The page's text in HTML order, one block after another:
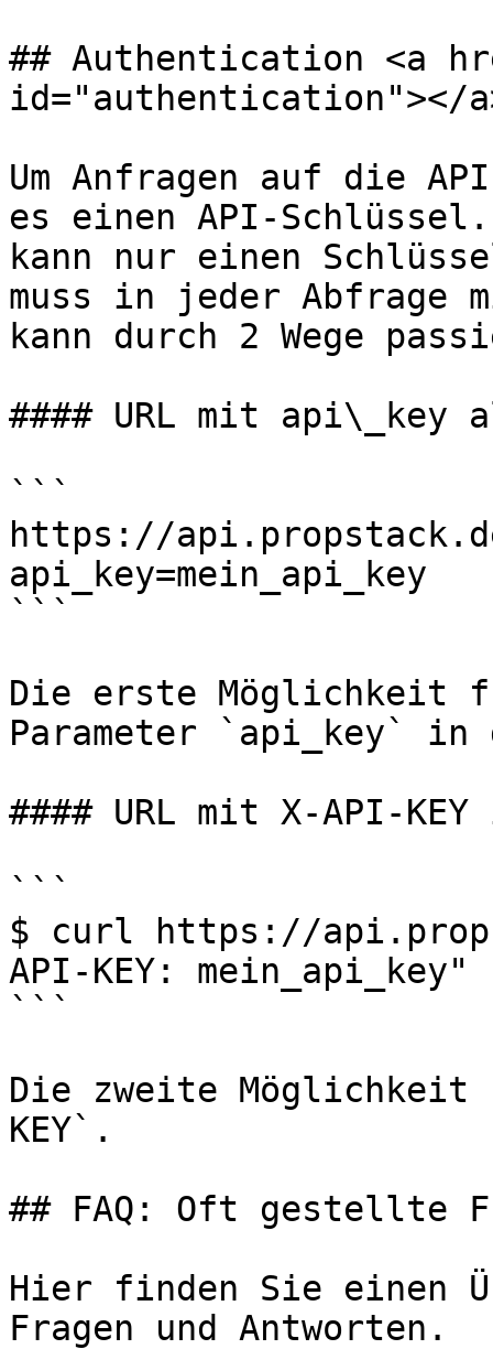
## Authentication <a
id="authentication"></
Um Anfragen auf die
es einen API-
kann nur einen
muss in jeder Abfrage
kann durch 2 Wege
#### URL mit api\_key
```
https://
api_key=mein_api_key
```
Die erste Möglichkeit
Parameter `api_key` in
#### URL mit X-API-KEY
```
$ curl https://
API-KEY: mein_api_key"
```
Die zweite Möglichkeit
KEY`.
## FAQ: Oft gestellte
Hier finden Sie einen
Fragen und Antworten.